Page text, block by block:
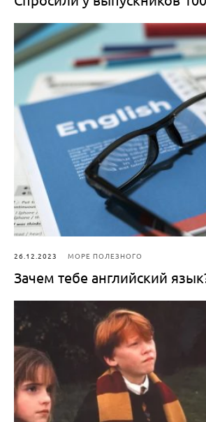
26.12.2023 МОРЕ ПОЛЕЗНОГО
Зачем тебе английский